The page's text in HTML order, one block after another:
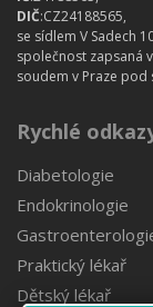
DIČ:CZ24188565,
se sídlem V Sadech
společnost zapsaná
soudem v Praze pod
Rychlé
Diabetologie
Endokrinologie
Praktický lékař
Dětský lékař